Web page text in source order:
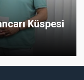
Küspesi